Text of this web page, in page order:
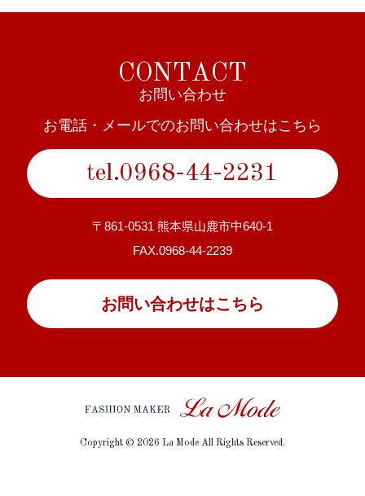
CON TACT
お問い合わせ
お電話・メールでのお問い合わせはこちら
tel.0968-44-2231
〒861-0531 熊本県山鹿市中640-1
FAX.0968-44-2239
お問い合わせはこちら
Copyright © 2026 La Mode All Rights Reserved.